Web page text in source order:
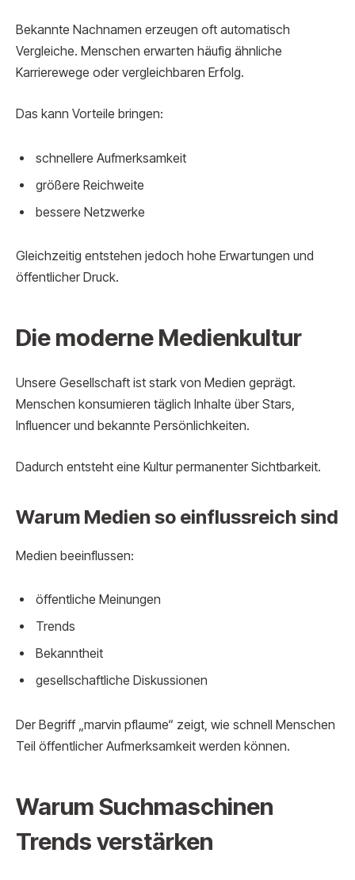
Bekannte Nachnamen erzeugen oft automatisch
Vergleiche. Menschen erwarten häufig ähnliche
Karrierewege oder vergleichbaren Erfolg.
Das kann Vorteile bringen:
schnellere Aufmerksamkeit
größere Reichweite
bessere Netzwerke
Gleichzeitig entstehen jedoch hohe Erwartungen und
öffentlicher Druck.
Die moderne Medienkultur
Unsere Gesellschaft ist stark von Medien geprägt.
Menschen konsumieren täglich Inhalte über Stars,
Influencer und bekannte Persönlichkeiten.
Dadurch entsteht eine Kultur permanenter Sichtbarkeit.
Warum Medien so einflussreich sind
Medien beeinflussen:
öffentliche Meinungen
Trends
Bekanntheit
gesellschaftliche Diskussionen
Der Begriff „marvin pflaume“ zeigt, wie schnell Menschen
Teil öffentlicher Aufmerksamkeit werden können.
Warum Suchmaschinen
Trends verstärken